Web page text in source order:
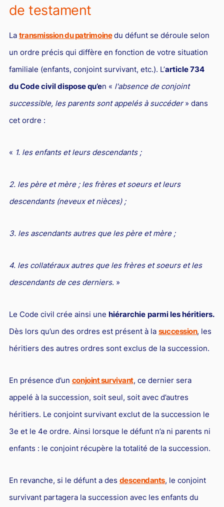
Caution bancaire
Communication et nouvelles technologies
Concurrence déloyale
Restructuration d'entreprise
Responsabilité Sociétale des Entreprises (R.S.E)
Procédures et tribunaux
Contentieux cession d’entreprise
Droit de la concurrence
Banque et Assurance
Droit bancaire
Jurisprudences et actualités
de testament
La transmission du patrimoinedu défunt se déroule selon
un ordre précis qui diffère en fonction de votre situation
familiale (enfants, conjoint survivant, etc.). L’article 734
du Code civil dispose qu’en « l'absence de conjoint
successible, les parents sont appelés à succéder» dans
cet ordre :
« 1. les enfants et leurs descendants ;
2. les père et mère ; les frères et soeurs et leurs
descendants (neveux et nièces) ;
3. les ascendants autres que les père et mère ;
4. les collatéraux autres que les frères et soeurs et les
descendants de ces derniers. »
Le Code civil crée ainsi une hiérarchie parmi les héritiers.
Dès lors qu’un des ordres est présent à la succession, les
héritiers des autres ordres sont exclus de la succession.
En présence d’un conjoint survivant, ce dernier sera
appelé à la succession, soit seul, soit avec d’autres
héritiers. Le conjoint survivant exclut de la succession le
3e et le 4e ordre. Ainsi lorsque le défunt n’a ni parents ni
enfants : le conjoint récupère la totalité de la succession.
En revanche, si le défunt a des descendants, le conjoint
survivant partagera la succession avec les enfants du